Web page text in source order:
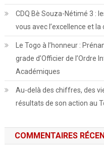
CDQ Bè Souza-Nétimé 3 :
vous avec l’excellence et
Le Togo à l’honneur :
grade d’Officier de l’Ordre
Académiques
Au-delà des chiffres, des
résultats de son action au
COMMENTAIRES